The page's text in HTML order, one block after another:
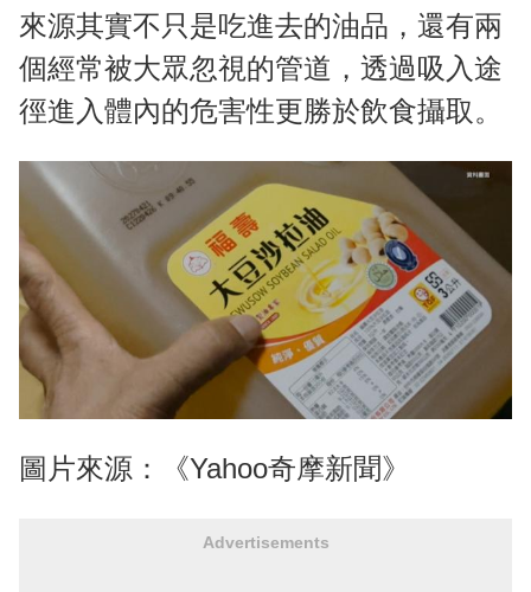
來源其實不只是吃進去的油品，還有兩
個經常被大眾忽視的管道，透過吸入途
徑進入體內的危害性更勝於飲食攝取。
圖片來源：《Yahoo奇摩新聞》
Advertisements